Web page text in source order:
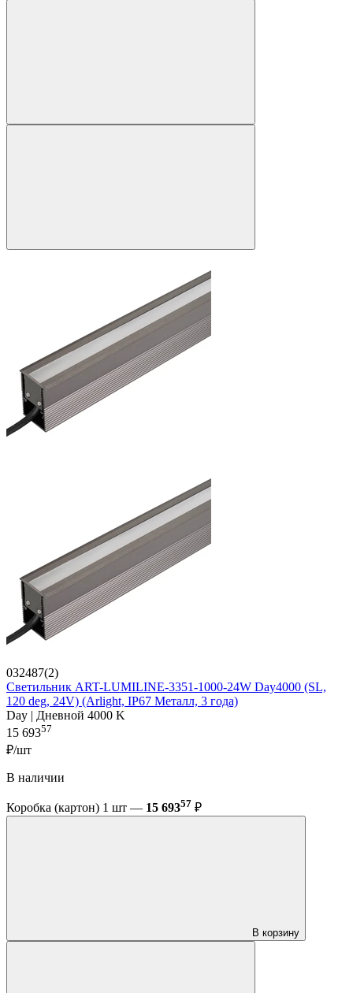
032487(2)
Светильник ART-LUMILINE-3351-1000-24W Day4000 (SL,
120 deg, 24V) (Arlight, IP67 Металл, 3 года)
Day | Дневной 4000 K
15 69357
₽/шт
В наличии
Коробка (картон) 1 шт — 15 69357 ₽
В корзину